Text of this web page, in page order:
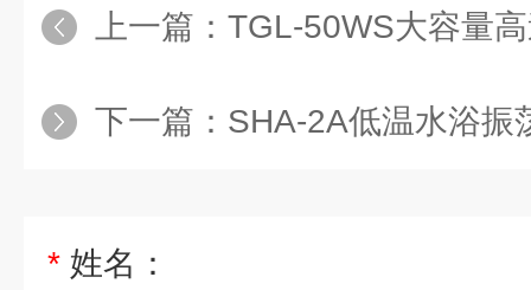
上一篇： TGL-50WS大容量
下一篇： SHA-2A低温水浴振
* 姓名：